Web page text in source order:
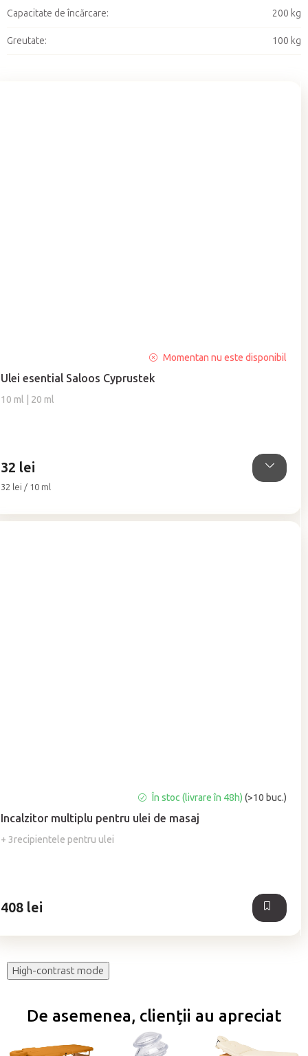
Ulei esential Saloos Cyprustek
10 ml | 20 ml
Momentan nu este disponibil
32 lei
Evaluare
32 lei / 10 ml
Incalzitor multiplu pentru ulei de masaj
+ 3recipientele pentru ulei
medie
a
produsului
stele.
În stoc (livrare în 48h)(>10 buc.)
408 lei
Capacitate de încărcare: 200 kg
Greutate: 100 kg
High-contrast mode
De asemenea, clienții au apreciat